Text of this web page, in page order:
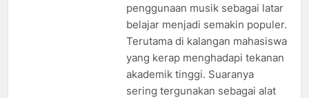
penggunaan musik sebagai latar
belajar menjadi semakin populer.
Terutama di kalangan mahasiswa
yang kerap menghadapi tekanan
akademik tinggi. Suaranya
sering tergunakan sebagai alat